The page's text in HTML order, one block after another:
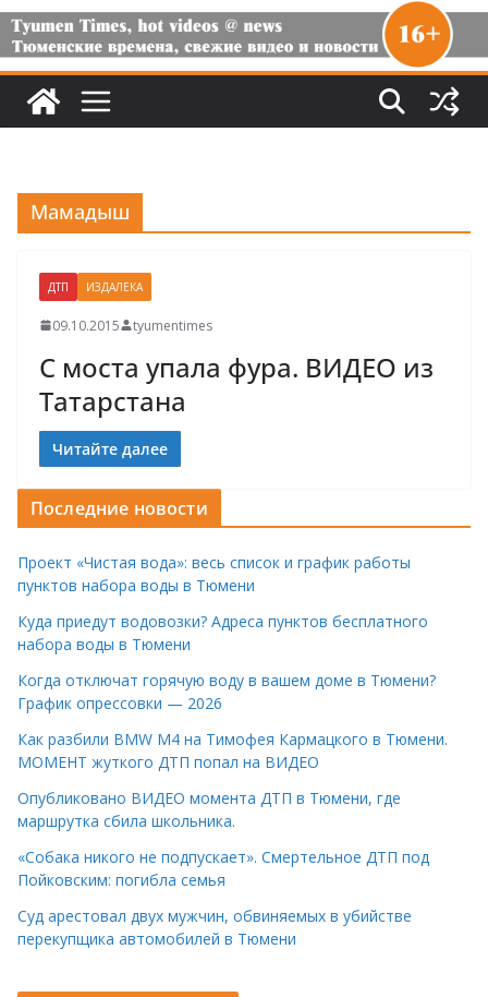
Мамадыш
ДТП ИЗДАЛЕКА
09.10.2015 tyumentimes
С моста упала фура. ВИДЕО из
Татарстана
Читайте далее
Последние новости
Проект «Чистая вода»: весь список и график работы
пунктов набора воды в Тюмени
Куда приедут водовозки? Адреса пунктов бесплатного
набора воды в Тюмени
Когда отключат горячую воду в вашем доме в Тюмени?
График опрессовки — 2026
Как разбили BMW M4 на Тимофея Кармацкого в Тюмени.
МОМЕНТ жуткого ДТП попал на ВИДЕО
Опубликовано ВИДЕО момента ДТП в Тюмени, где
маршрутка сбила школьника.
«Собака никого не подпускает». Смертельное ДТП под
Пойковским: погибла семья
Суд арестовал двух мужчин, обвиняемых в убийстве
перекупщика автомобилей в Тюмени